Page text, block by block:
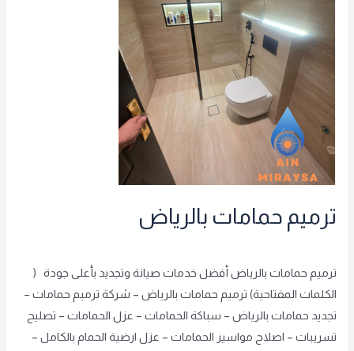
ترميم حمامات بالرياض
ترميم حمامات بالرياض أفضل خدمات صيانة وتجديد بأعلى جودة (
الكلمات المفتاحية) ترميم حمامات بالرياض – شركة ترميم حمامات –
تجديد حمامات بالرياض – سباكة الحمامات – عزل الحمامات – تصليح
تسريبات – اصلاح مواسير الحمامات – عزل ارضية الحمام بالكامل –